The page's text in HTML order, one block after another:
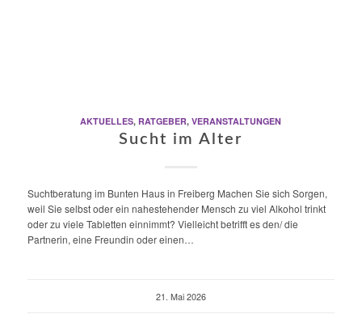
AKTUELLES,RATGEBER,VERANSTALTUNGEN
Sucht im Alter
Suchtberatung im Bunten Haus in Freiberg Machen Sie sich Sorgen,
weil Sie selbst oder ein nahestehender Mensch zu viel Alkohol trinkt
oder zu viele Tabletten einnimmt? Vielleicht betrifft es den/ die
Partnerin, eine Freundin oder einen…
21. Mai 2026